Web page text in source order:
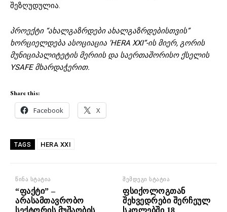
შეზღუდულია.
პროექტი “ახალგაზრდები ახალგაზრდებისთვის”
ხორციელდება ასოციაცია ’HERA XXI”-ის მიერ, გორის
მუნიციპალიტეტის მერიის და საერთაშორისო ქსელის
YSAFE მხარდაჭერით.
Share this:
Facebook X
TAGS HERA XXI
წინა სტატია
“ფაქტი” –
არასამთავრობო
სექტორის მუშაობის
შემდეგი სტატია
ფსიქოლოგთან
შეხვედრები შერჩეულ
სკოლებში 18